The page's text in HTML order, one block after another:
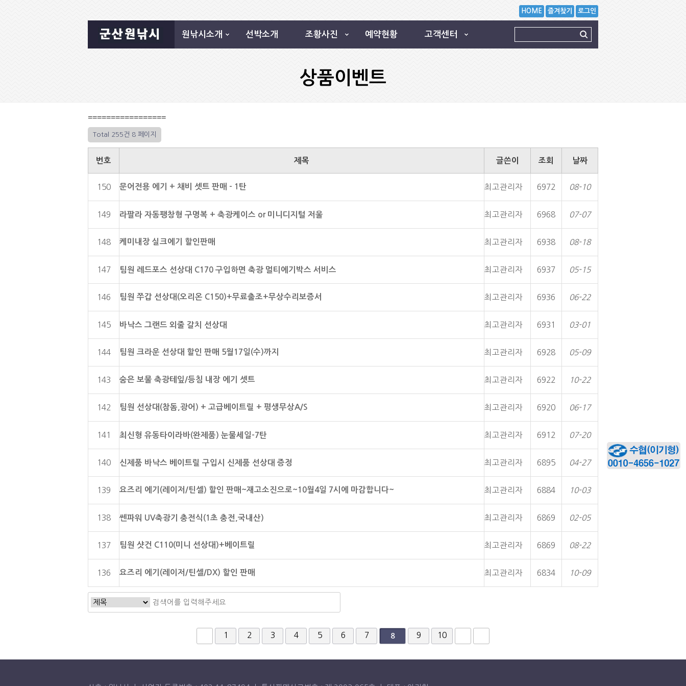
원낚시소개 선박소개 조황사진 예약현황 고객센터
HOME 즐겨찾기 로그인
상품이벤트
=================
Total 255건 8 페이지
번호 제목 글쓴이 조회 날짜
150 문어전용 에기 + 채비 셋트 판매 - 1탄 최고관리자 6972 08-10
149 라팔라 자동팽창형 구명복 + 축광케이스 or 미니디지털 저울 최고관리자 6968 07-07
148 케미내장 실크에기 할인판매 최고관리자 6938 08-18
147 팀원 레드포스 선상대 C170 구입하면 축광 멀티에기박스 서비스 최고관리자 6937 05-15
146 팀원 쭈갑 선상대(오리온 C150)+무료출조+무상수리보증서 최고관리자 6936 06-22
145 바낙스 그랜드 외줄 갈치 선상대 최고관리자 6931 03-01
144 팀원 크라운 선상대 할인 판매 5월17일(수)까지 최고관리자 6928 05-09
143 숨은 보물 축광테잎/등침 내장 에기 셋트 최고관리자 6922 10-22
142 팀원 선상대(참돔,광어) + 고급베이트릴 + 평생무상A/S 최고관리자 6920 06-17
141 최신형 유동타이라바(완제품) 눈물세일-7탄 최고관리자 6912 07-20
140 신제품 바낙스 베이트릴 구입시 신제품 선상대 증정 최고관리자 6895 04-27
139 요즈리 에기(레이저/틴셀) 할인 판매~재고소진으로~10월4일 7시에 마감합니다~ 최고관리자 6884 10-03
138 쎈파워 UV축광기 충전식(1초 충전,국내산) 최고관리자 6869 02-05
137 팀원 샷건 C110(미니 선상대)+베이트릴 최고관리자 6869 08-22
136 요즈리 에기(레이저/틴셀/DX) 할인 판매 최고관리자 6834 10-09
1 2 3 4 5 6 7 8 9 10
맨끝